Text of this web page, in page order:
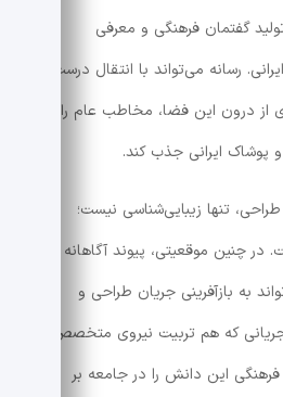
گفتمان فرهنگی و معرفی
رسانه می‌تواند با انتقال درست
از درون این فضا، مخاطب عام را به
ایرانی جذب کند.
تنها زیبایی‌شناسی نیست؛
چنین موقعیتی، پیوند آگاهانه
به بازآفرینی جریان طراحی و
که هم تربیت نیروی متخصص را
این دانش را در جامعه بر